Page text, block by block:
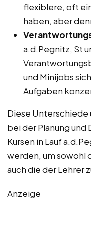
flexiblere, oft
haben, aber
a.d.Pegnitz, St
und Minijobs
Aufgaben
Diese Unterschiede
bei der Planung und
Kursen in Lauf
werden, um sowohl
auch die der Lehrer
Anzeige